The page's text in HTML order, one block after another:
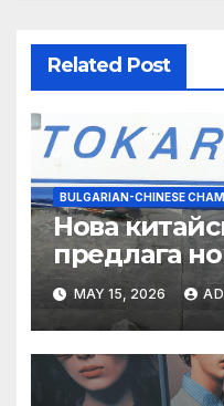
Related Post
BULGARIAN-CHINESE
Нова
предлага
MAY 15, 2026